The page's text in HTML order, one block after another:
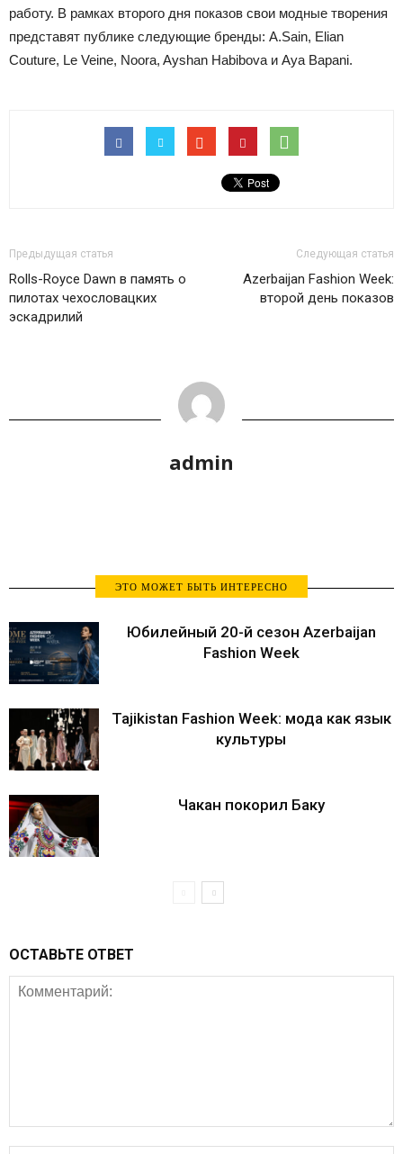
работу. В рамках второго дня показов свои модные творения
представят публике следующие бренды: A.Sain, Elian
Couture, Le Veine, Noora, Ayshan Habibova и Aya Bapani.
Предыдущая статья
Rolls-Royce Dawn в память о
пилотах чехословацких
эскадрилий
Следующая статья
Azerbaijan Fashion Week:
второй день показов
admin
ЭТО МОЖЕТ БЫТЬ ИНТЕРЕСНО
Юбилейный 20-й сезон Azerbaijan
Fashion Week
Tajikistan Fashion Week: мода как язык
культуры
Чакан покорил Баку
ОСТАВЬТЕ ОТВЕТ